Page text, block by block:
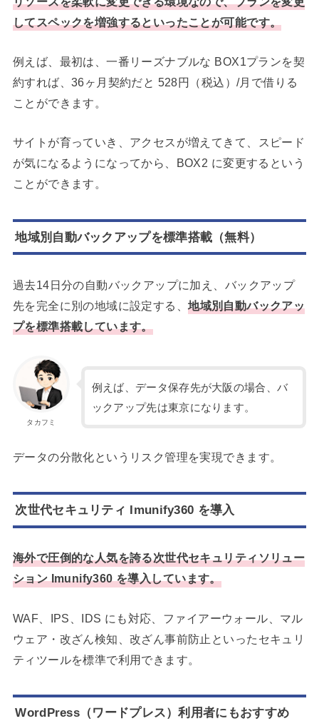
してスペックを増強するといったことが可能です。
例えば、最初は、一番リーズナブルな BOX1プランを契
約すれば、36ヶ月契約だと 528円（税込）/月で借りる
ことができます。
サイトが育っていき、アクセスが増えてきて、スピード
が気になるようになってから、BOX2 に変更するという
ことができます。
地域別自動バックアップを標準搭載（無料）
過去14日分の自動バックアップに加え、バックアップ
先を完全に別の地域に設定する、地域別自動バックアッ
プを標準搭載しています。
タカフミ
例えば、データ保存先が大阪の場合、バ
ックアップ先は東京になります。
データの分散化というリスク管理を実現できます。
次世代セキュリティ Imunify360 を導入
海外で圧倒的な人気を誇る次世代セキュリティソリュー
ション Imunify360 を導入しています。
WAF、IPS、IDS にも対応、ファイアーウォール、マル
ウェア・改ざん検知、改ざん事前防止といったセキュリ
ティツールを標準で利用できます。
WordPress（ワードプレス）利用者にもおすすめ